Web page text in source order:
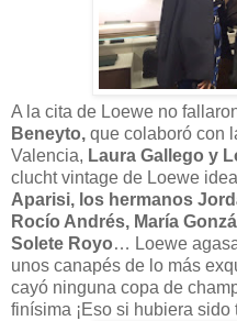
A la cita de Loewe no
Beneyto, que colaboró con
Valencia, Laura Gallego y
clucht vintage de Loewe
Aparisi, los hermanos
Rocío Andrés, María
Solete Royo… Loewe
unos canapés de lo más
cayó ninguna copa de
finísima ¡Eso si hubiera sido